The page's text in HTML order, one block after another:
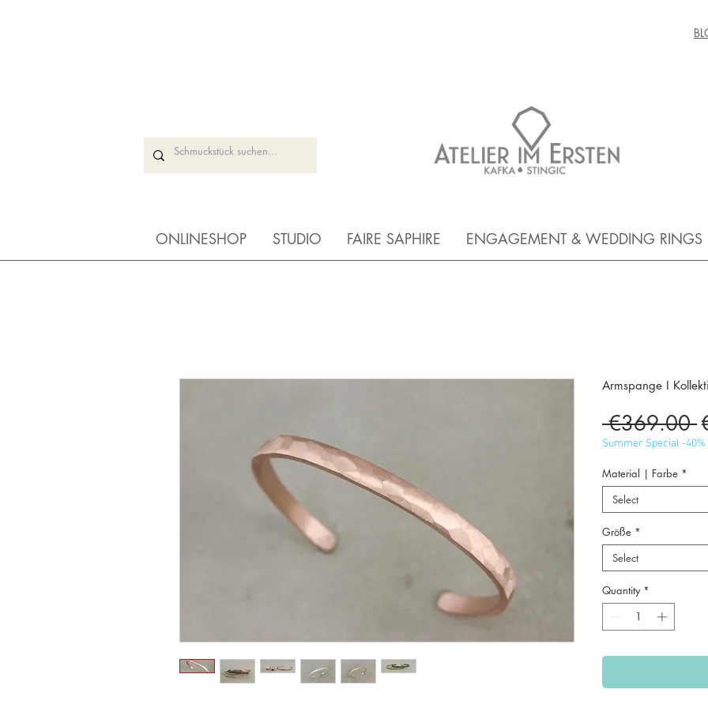
ONLINESHOP STUDIO FAIRE SAPHIRE ENGAGEMENT & WEDDING RINGS
Armspange I
€369.00
Summer Special -40%
Material | Farbe *
Select
Größe *
Select
Quantity *